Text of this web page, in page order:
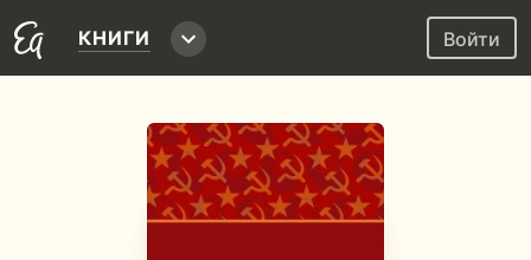
КНИГИ Войти